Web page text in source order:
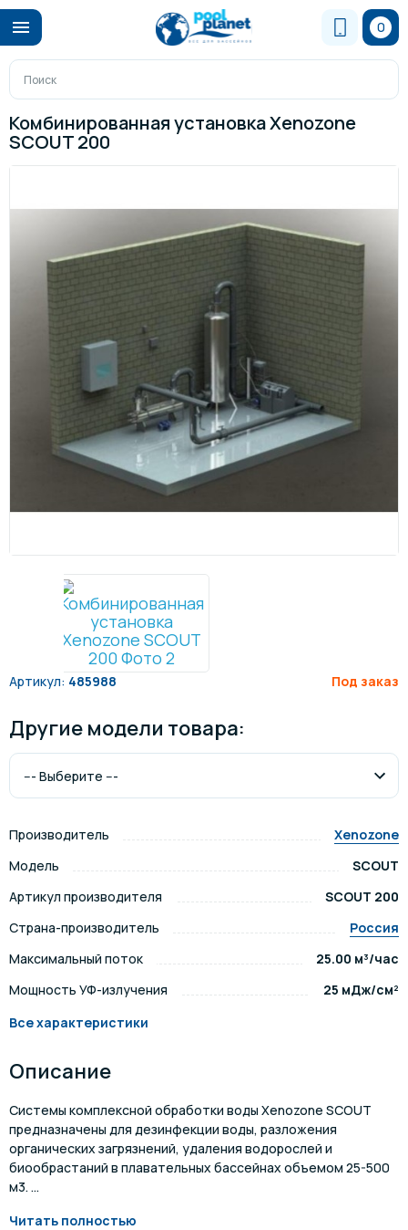
0
Комбинированная установка Xenozone
SCOUT 200
Артикул: 485988 Под заказ
Другие модели товара:
Производитель
Xenozone
Модель
SCOUT
Артикул производителя
SCOUT 200
Страна-производитель
Россия
Максимальный поток
25.00 м³/час
Мощность УФ-излучения
25 мДж/см²
Все характеристики
Описание
Системы комплексной обработки воды Xenozone SCOUT
предназначены для дезинфекции воды, разложения
органических загрязнений, удаления водорослей и
биообрастаний в плавательных бассейнах объемом 25-500
м3. ...
Читать полностью